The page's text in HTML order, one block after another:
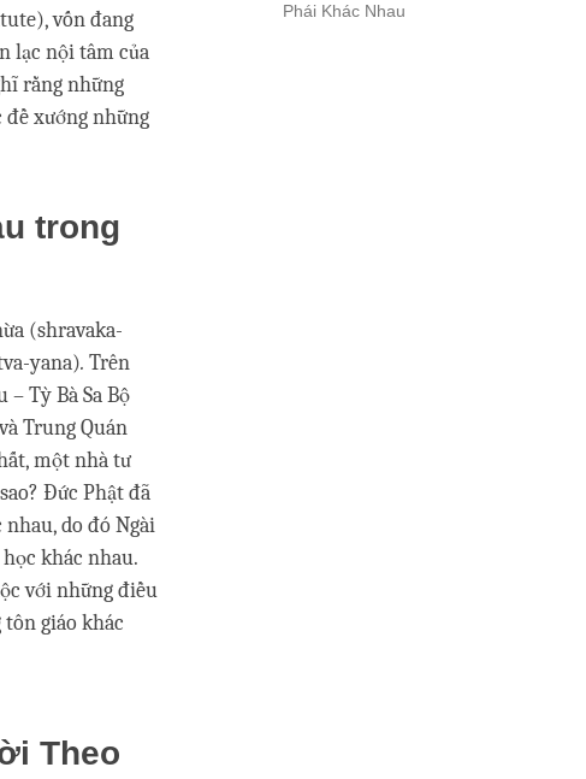
Phái Khác Nhau
vốn đang
lạc nội tâm của
rằng những
xướng những
trong
(shravaka-
yana). Trên
Tỳ Bà Sa Bộ
Trung Quán
một nhà tư
Đức Phật đã
do đó Ngài
khác nhau.
với những điều
giáo khác
Theo